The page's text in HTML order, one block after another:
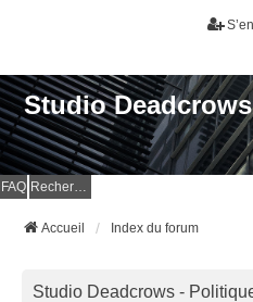
Studio Deadcrows
FAQ Rechercher
Accueil Index du forum
Studio Deadcrows -